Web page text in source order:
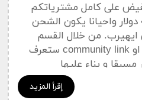
إقرأ المزيد
على كامل مشترياتكم
اذا اشتريتم بأكثر من 40 دولار واحيانا يكون الشحن
من خلال القسم
الخاص بتقييمات العملاء او community link ستعرف
مسبقا و بناء عليها
اذا كان هذا المنتج يصلح
هناك رسوم ام لا اتصل بشركة